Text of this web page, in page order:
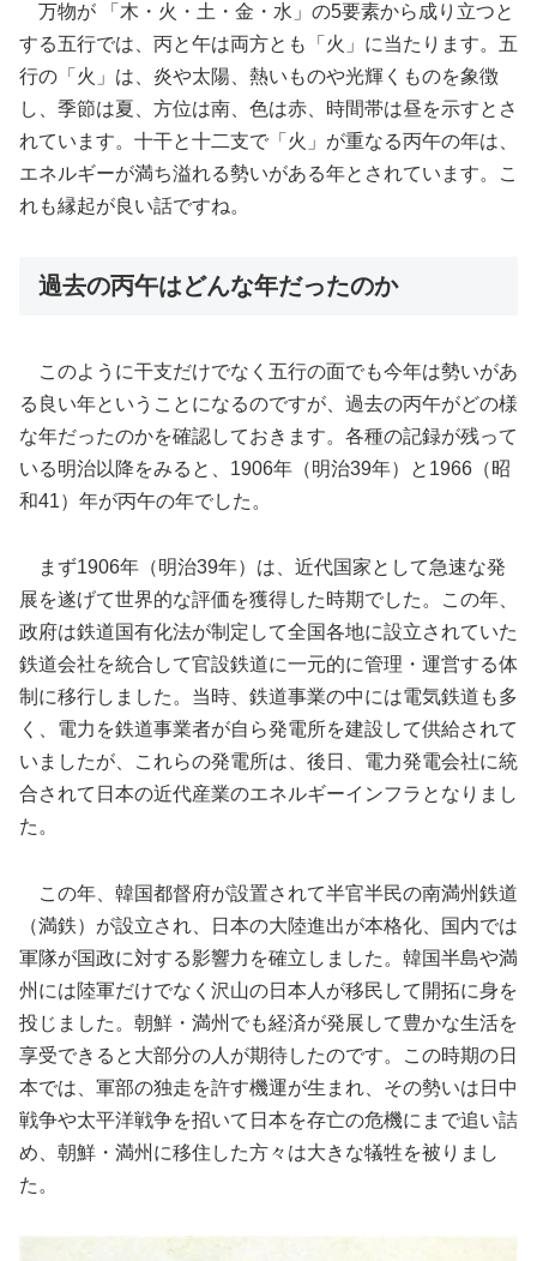
万物が 「木・火・土・金・水」の5要素から成り立つと
する五行では、丙と午は両方とも「火」に当たります。五
行の「火」は、炎や太陽、熱いものや光輝くものを象徴
し、季節は夏、方位は南、色は赤、時間帯は昼を示すとさ
れています。十干と十二支で「火」が重なる丙午の年は、
エネルギーが満ち溢れる勢いがある年とされています。こ
れも縁起が良い話ですね。
過去の丙午はどんな年だったのか
このように干支だけでなく五行の面でも今年は勢いがあ
る良い年ということになるのですが、過去の丙午がどの様
な年だったのかを確認しておきます。各種の記録が残って
いる明治以降をみると、1906年（明治39年）と1966（昭
和41）年が丙午の年でした。
まず1906年（明治39年）は、近代国家として急速な発
展を遂げて世界的な評価を獲得した時期でした。この年、
政府は鉄道国有化法が制定して全国各地に設立されていた
鉄道会社を統合して官設鉄道に一元的に管理・運営する体
制に移行しました。当時、鉄道事業の中には電気鉄道も多
く、電力を鉄道事業者が自ら発電所を建設して供給されて
いましたが、これらの発電所は、後日、電力発電会社に統
合されて日本の近代産業のエネルギーインフラとなりまし
た。
この年、韓国都督府が設置されて半官半民の南満州鉄道
（満鉄）が設立され、日本の大陸進出が本格化、国内では
軍隊が国政に対する影響力を確立しました。韓国半島や満
州には陸軍だけでなく沢山の日本人が移民して開拓に身を
投じました。朝鮮・満州でも経済が発展して豊かな生活を
享受できると大部分の人が期待したのです。この時期の日
本では、軍部の独走を許す機運が生まれ、その勢いは日中
戦争や太平洋戦争を招いて日本を存亡の危機にまで追い詰
め、朝鮮・満州に移住した方々は大きな犠牲を被りまし
た。